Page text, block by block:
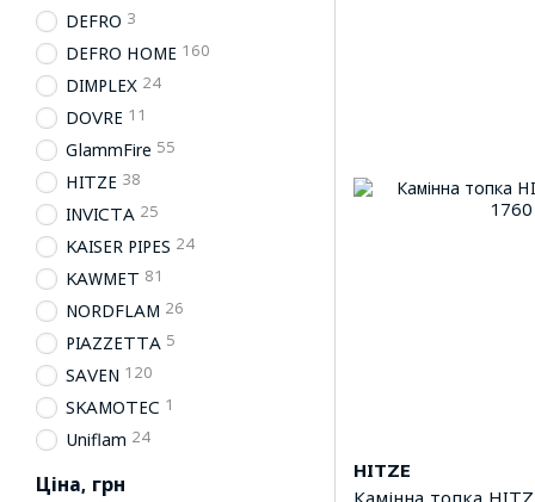
HITZE
DEFRO 3
DEFRO HOME 160
DIMPLEX 24
DOVRE 11
GlammFire 55
HITZE 38
INVICTA 25
KAISER PIPES 24
KAWMET 81
NORDFLAM 26
PIAZZETTA 5
SAVEN 120
SKAMOTEC 1
Uniflam 24
Ціна, грн